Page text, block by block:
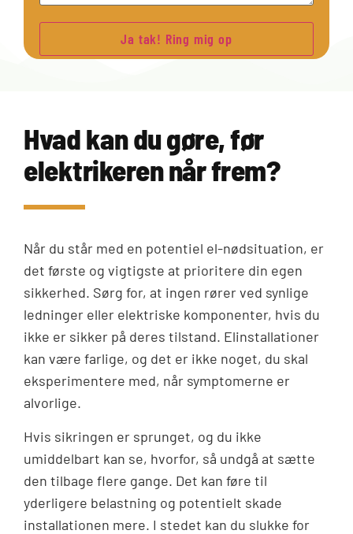
Hvad kan du gøre, før
elektrikeren når frem?
Når du står med en potentiel el-nødsituation, er
det første og vigtigste at prioritere din egen
sikkerhed. Sørg for, at ingen rører ved synlige
ledninger eller elektriske komponenter, hvis du
ikke er sikker på deres tilstand. Elinstallationer
kan være farlige, og det er ikke noget, du skal
eksperimentere med, når symptomerne er
alvorlige.
Hvis sikringen er sprunget, og du ikke
umiddelbart kan se, hvorfor, så undgå at sætte
den tilbage flere gange. Det kan føre til
yderligere belastning og potentielt skade
installationen mere. I stedet kan du slukke for